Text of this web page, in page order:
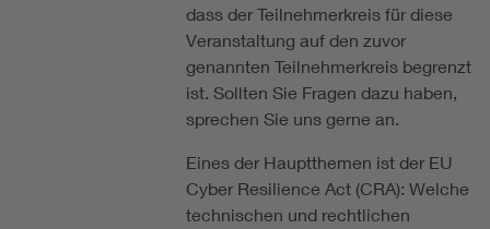
dass der Teilnehmerkreis für diese
Veranstaltung auf den zuvor
genannten Teilnehmerkreis begrenzt
ist. Sollten Sie Fragen dazu haben,
sprechen Sie uns gerne an.
Eines der Hauptthemen ist der EU
Cyber Resilience Act (CRA): Welche
technischen und rechtlichen